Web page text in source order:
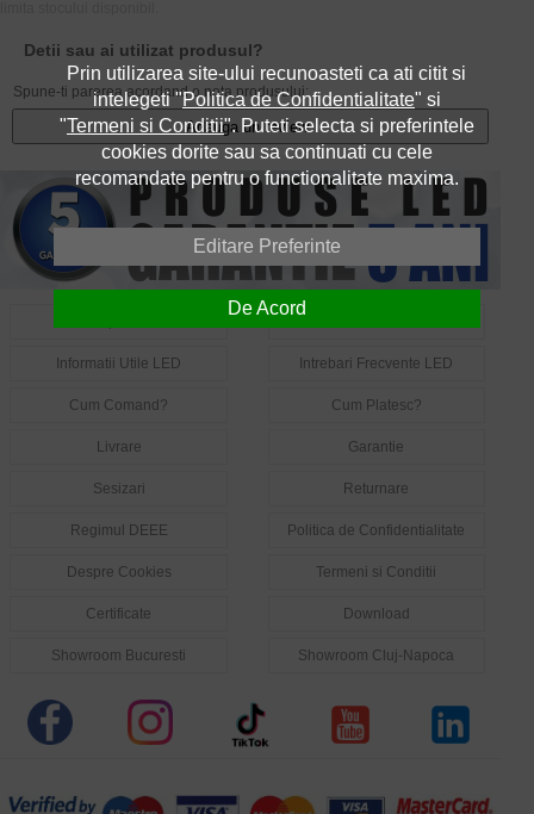
Detii sau ai utilizat produsul?
Spune-ti parerea acordand o nota produsului:
Adauga un review
Informatii Utile LED Intrebari Frecvente LED
Cum Comand? Cum Platesc?
Livrare Garantie
Sesizari Returnare
Regimul DEEE Politica de Confidentialitate
Despre Cookies Termeni si Conditii
Certificate Download
Showroom Bucuresti Showroom Cluj-Napoca
Prin utilizarea site-ului recunoasteti ca ati citit si
intelegeti "Politica de Confidentialitate" si
"Termeni si Conditii". Puteti selecta si preferintele
cookies dorite sau sa continuati cu cele
recomandate pentru o functionalitate maxima.
Editare Preferinte
De Acord